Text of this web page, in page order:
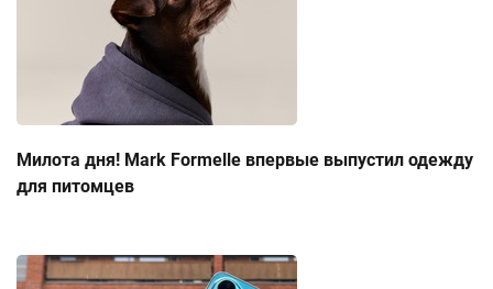
Милота дня! Mark Formelle впервые выпустил одежду
для питомцев